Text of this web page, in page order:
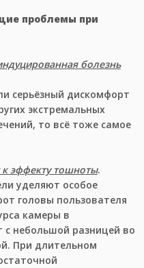
проблемы при
болезнь
серьёзный дискомфорт
экстремальных
то всё тоже самое
эффекту тошноты.
уделяют особое
головы пользователя
камеры в
небольшой разницей во
При длительном